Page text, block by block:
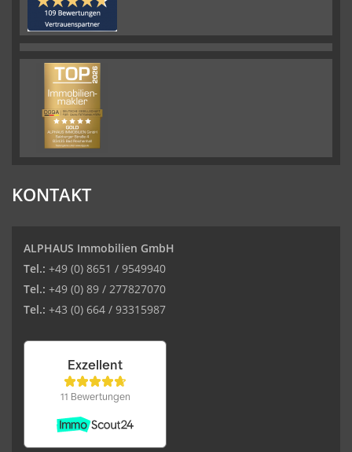
KONTAKT
ALPHAUS Immobilien GmbH
Tel.: +49 (0) 8651 / 9549940
Tel.: +49 (0) 89 / 277827070
Tel.: +43 (0) 664 / 93315987